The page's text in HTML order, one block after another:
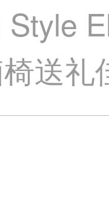
Style
送礼